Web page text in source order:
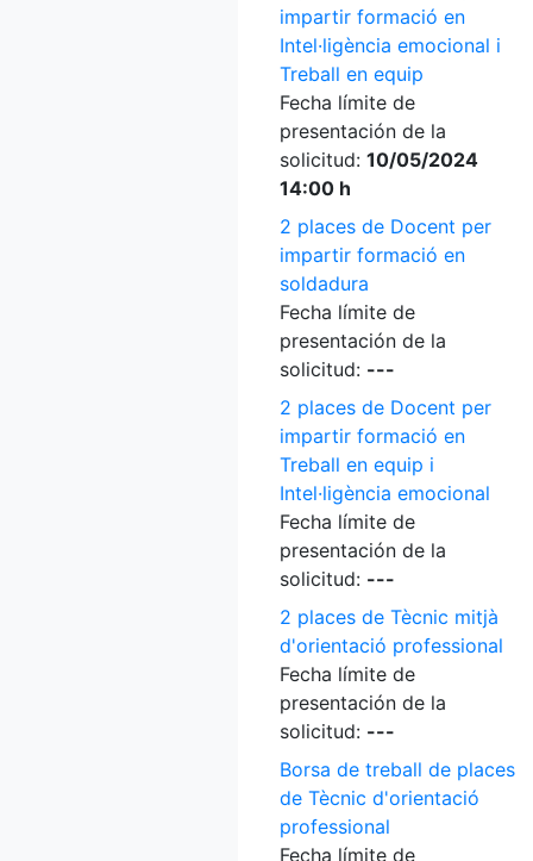
impartir formació en
Intel·ligència emocional i
Treball en equip
Fecha límite de
presentación de la
solicitud: 10/05/2024
14:00 h
2 places de Docent per
impartir formació en
soldadura
Fecha límite de
presentación de la
solicitud: ---
2 places de Docent per
impartir formació en
Treball en equip i
Intel·ligència emocional
Fecha límite de
presentación de la
solicitud: ---
2 places de Tècnic mitjà
d'orientació professional
Fecha límite de
presentación de la
solicitud: ---
Borsa de treball de places
de Tècnic d'orientació
professional
Fecha límite de